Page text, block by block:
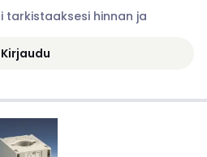
tarkistaaksesi hinnan ja
Kirjaudu